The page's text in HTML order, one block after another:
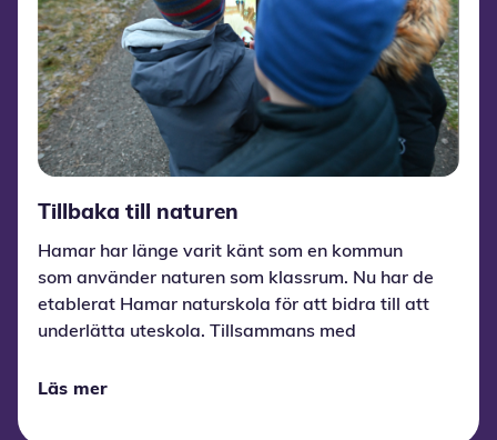
Tillbaka till naturen
Hamar har länge varit känt som en kommun
som använder naturen som klassrum. Nu har de
etablerat Hamar naturskola för att bidra till att
underlätta uteskola. Tillsammans med
Wittario.
Läs mer